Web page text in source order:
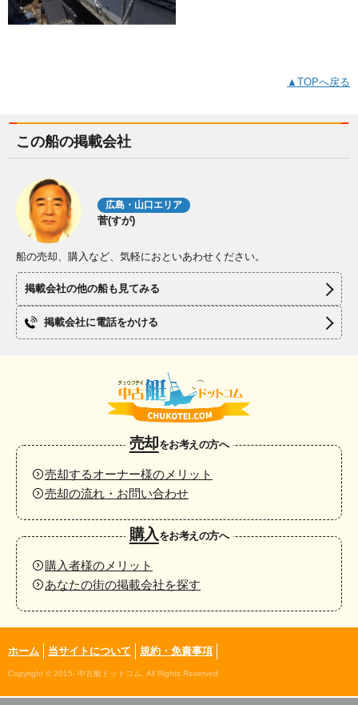
▲TOPへ戻る
この船の掲載会社
広島・山口エリア
菅(すが)
船の売却、購入など、気軽におといあわせください。
掲載会社の他の船も見てみる
掲載会社に電話をかける
売却をお考えの方へ
売却するオーナー様のメリット
売却の流れ・お問い合わせ
購入 をお考えの方へ
購入者様のメリット
あなたの街の掲載会社を探す
ホーム 当サイトについて 規約・免責事項
Copyright © 2015- 中古艇ドットコム. All Rights Reserved.